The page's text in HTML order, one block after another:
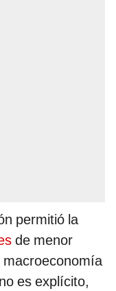
permitió la
de menor
es explícito,